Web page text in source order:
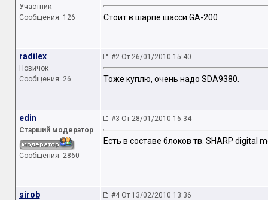
Участник
Сообщения: 126
Стоит в шарпе шасси GA-200
radilex
Новичок
Сообщения: 26
#2 От 26/01/2010 15:40
Тоже куплю, очень надо SDA9380.
edin
Старший модератор
Сообщения: 2860
#3 От 28/01/2010 16:34
Есть в составе блоков тв. SHARP digital
sirob #4 От 13/02/2010 13:36